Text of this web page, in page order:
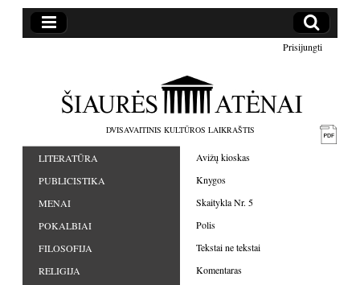
Prisijungti
DVISAVAITINIS KULTŪROS LAIKRAŠTIS
LITERATŪRA
PUBLICISTIKA
MENAI
POKALBIAI
FILOSOFIJA
RELIGIJA
Avižų kioskas
Knygos
Skaitykla Nr. 5
Polis
Tekstai ne tekstai
Komentaras